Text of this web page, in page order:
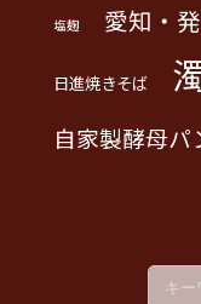
塩麹 愛知・
日進焼きそば
自家製酵母パ